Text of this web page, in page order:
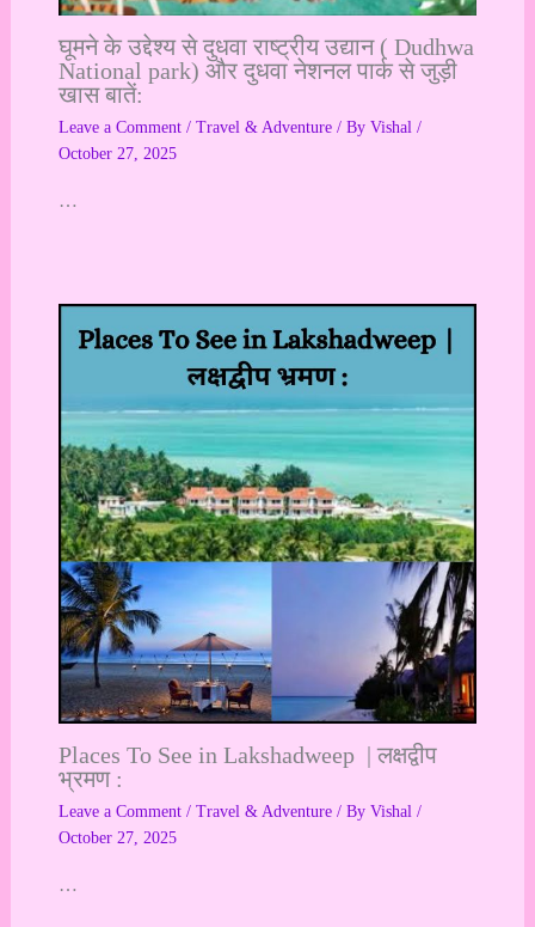
घूमने के उद्देश्य से दुधवा राष्ट्रीय उद्यान ( Dudhwa
National park) और दुधवा नेशनल पार्क से जुड़ी
खास बातें:
Leave a Comment / Travel & Adventure/ By Vishal /
October 27, 2025
…
Places To See in Lakshadweep | लक्षद्वीप
भ्रमण :
Leave a Comment / Travel & Adventure/ By Vishal /
October 27, 2025
…